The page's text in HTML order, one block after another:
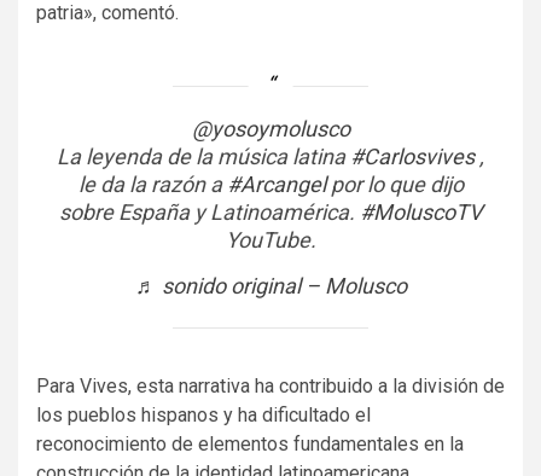
patria», comentó.
@yosoymolusco
La leyenda de la música latina #Carlosvives,
le da la razón a #Arcangelpor lo que dijo
sobre España y Latinoamérica. #MoluscoTV
YouTube.
♬ sonido original – Molusco
Para Vives, esta narrativa ha contribuido a la división de
los pueblos hispanos y ha dificultado el
reconocimiento de elementos fundamentales en la